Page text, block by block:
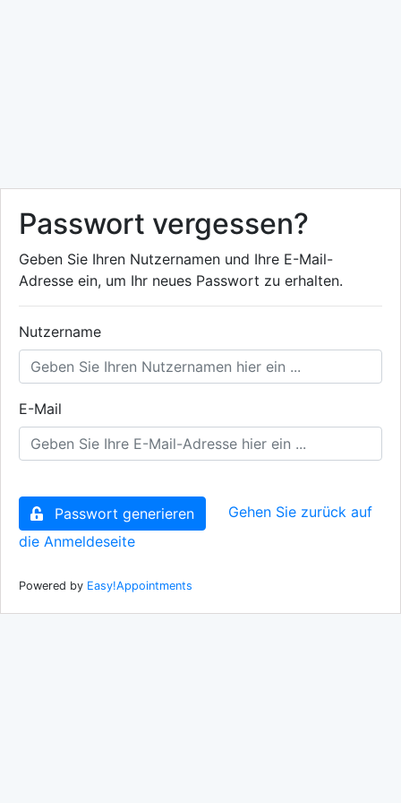
Passwort vergessen?
Geben Sie Ihren Nutzernamen und Ihre E-Mail-
Adresse ein, um Ihr neues Passwort zu erhalten.
Nutzername
E-Mail
Passwort generieren
Gehen Sie zurück auf
die Anmeldeseite
Powered by Easy!Appointments